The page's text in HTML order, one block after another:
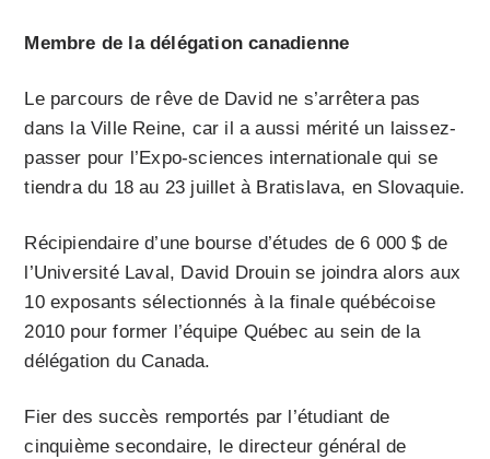
Membre de la délégation canadienne
Le parcours de rêve de David ne s’arrêtera pas
dans la Ville Reine, car il a aussi mérité un laissez-
passer pour l’Expo-sciences internationale qui se
tiendra du 18 au 23 juillet à Bratislava, en Slovaquie.
Récipiendaire d’une bourse d’études de 6 000 $ de
l’Université Laval, David Drouin se joindra alors aux
10 exposants sélectionnés à la finale québécoise
2010 pour former l’équipe Québec au sein de la
délégation du Canada.
Fier des succès remportés par l’étudiant de
cinquième secondaire, le directeur général de